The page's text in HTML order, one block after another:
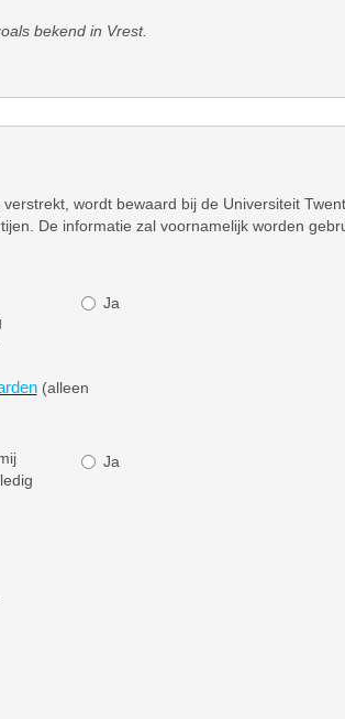
bekend in Vrest.
wordt bewaard bij de Universiteit
De informatie zal voornamelijk worden
(alleen
Ja
Ja